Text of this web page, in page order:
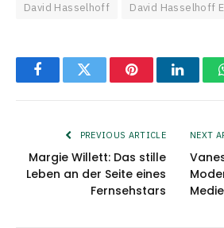
David Hasselhoff David Hasselhoff
FacebookTwitter Pinterest
PREVIOUS ARTICLE
Margie Willett: Das stille
Leben an der Seite eines
Fernsehstars
NEXT